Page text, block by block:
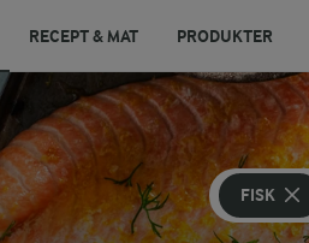
RECEPT & MAT PRODUKTER
FISK